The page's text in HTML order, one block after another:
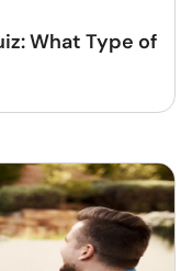
What Type of